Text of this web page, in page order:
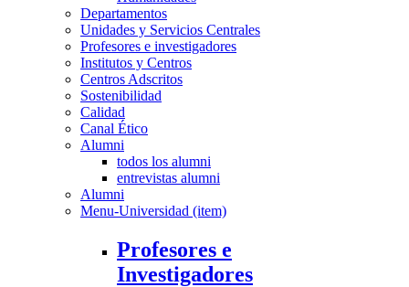
Departamentos
Unidades y Servicios Centrales
Profesores e investigadores
Institutos y Centros
Centros Adscritos
Sostenibilidad
Calidad
Canal Ético
Alumni
todos los alumni
entrevistas alumni
Alumni
Menu-Universidad (item)
Profesores e
Investigadores